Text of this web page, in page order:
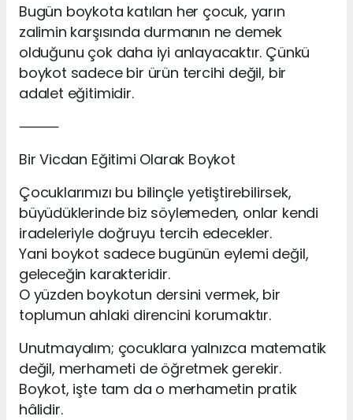
Bugün boykota katılan her çocuk, yarın
zalimin karşısında durmanın ne demek
olduğunu çok daha iyi anlayacaktır. Çünkü
boykot sadece bir ürün tercihi değil, bir
adalet eğitimidir.
⸻
Bir Vicdan Eğitimi Olarak Boykot
Çocuklarımızı bu bilinçle yetiştirebilirsek,
büyüdüklerinde biz söylemeden, onlar kendi
iradeleriyle doğruyu tercih edecekler.
Yani boykot sadece bugünün eylemi değil,
geleceğin karakteridir.
O yüzden boykotun dersini vermek, bir
toplumun ahlaki direncini korumaktır.
Unutmayalım; çocuklara yalnızca matematik
değil, merhameti de öğretmek gerekir.
Boykot, işte tam da o merhametin pratik
hâlidir.